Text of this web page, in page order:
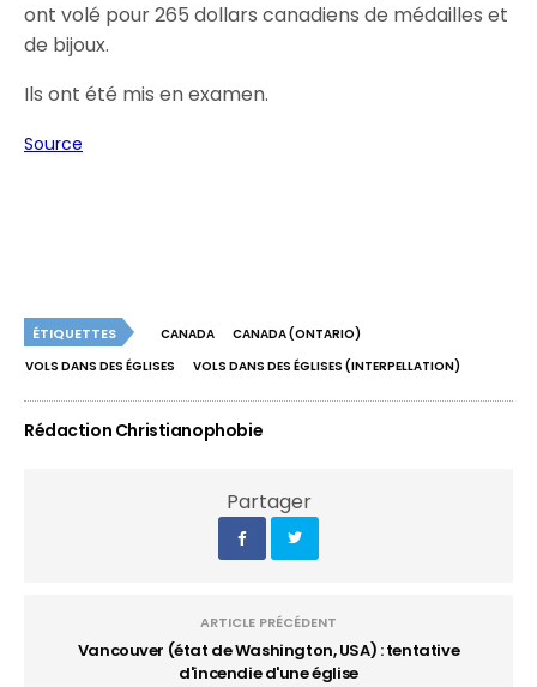
ont volé pour 265 dollars canadiens de médailles et
de bijoux.
Ils ont été mis en examen.
Source
ÉTIQUETTES CANADA
CANADA (ONTARIO)
VOLS DANS DES ÉGLISES
VOLS DANS DES ÉGLISES (INTERPELLATION)
Rédaction Christianophobie
Partager
ARTICLE PRÉCÉDENT
Vancouver (état de Washington, USA) : tentative
d'incendie d'une église